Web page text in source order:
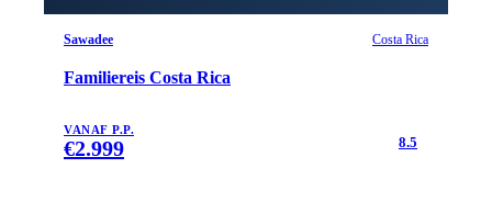
Sawadee Costa Rica
Familiereis Costa Rica
VANAF P.P.
€2.999 8.5